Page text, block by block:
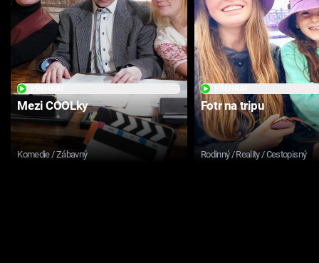
Mezi COOLky
Komedie / Zábavný
Fotr na tripu
Rodinný / Reality / Cestopisný